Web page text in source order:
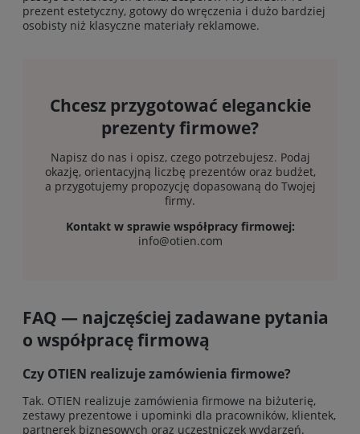
prezent estetyczny, gotowy do wręczenia i dużo bardziej
osobisty niż klasyczne materiały reklamowe.
Chcesz przygotować eleganckie
prezenty firmowe?
Napisz do nas i opisz, czego potrzebujesz. Podaj
okazję, orientacyjną liczbę prezentów oraz budżet,
a przygotujemy propozycję dopasowaną do Twojej
firmy.
Kontakt w sprawie współpracy firmowej:
info@otien.com
FAQ — najczęściej zadawane pytania
o współpracę firmową
Czy OTIEN realizuje zamówienia firmowe?
Tak. OTIEN realizuje zamówienia firmowe na biżuterię,
zestawy prezentowe i upominki dla pracowników, klientek,
partnerek biznesowych oraz uczestniczek wydarzeń.